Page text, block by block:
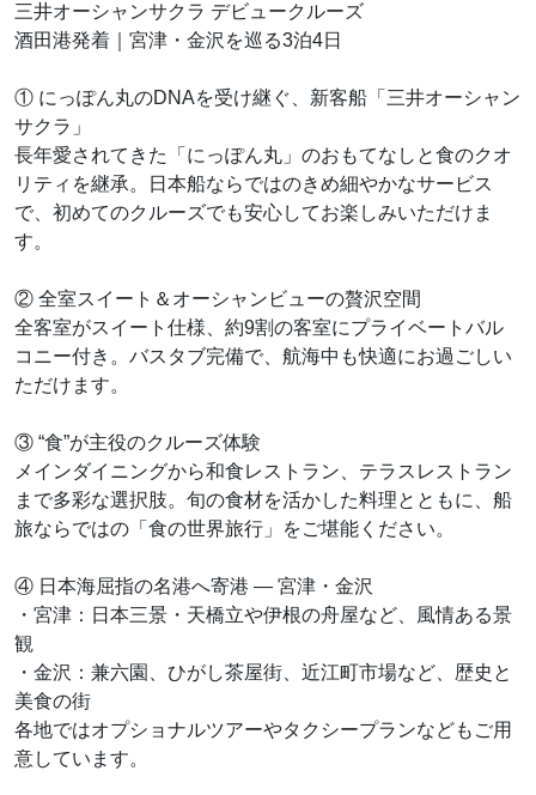
三井オーシャンサクラ デビュークルーズ
酒田港発着｜宮津・金沢を巡る3泊4日
① にっぽん丸のDNAを受け継ぐ、新客船「三井オーシャン
サクラ」
長年愛されてきた「にっぽん丸」のおもてなしと食のクオ
リティを継承。日本船ならではのきめ細やかなサービス
で、初めてのクルーズでも安心してお楽しみいただけま
す。
② 全室スイート＆オーシャンビューの贅沢空間
全客室がスイート仕様、約9割の客室にプライベートバル
コニー付き。バスタブ完備で、航海中も快適にお過ごしい
ただけます。
③ “食”が主役のクルーズ体験
メインダイニングから和食レストラン、テラスレストラン
まで多彩な選択肢。旬の食材を活かした料理とともに、船
旅ならではの「食の世界旅行」をご堪能ください。
④ 日本海屈指の名港へ寄港 ― 宮津・金沢
・宮津：日本三景・天橋立や伊根の舟屋など、風情ある景
観
・金沢：兼六園、ひがし茶屋街、近江町市場など、歴史と
美食の街
各地ではオプショナルツアーやタクシープランなどもご用
意しています。